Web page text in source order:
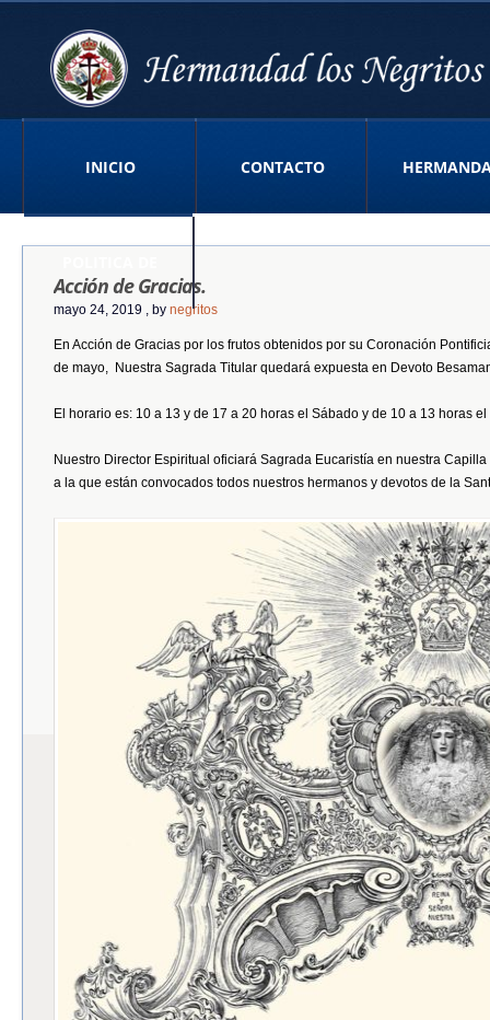
INICIO CONTACTO
PRIVACIDAD APP
Acción de Gracias.
mayo 24, 2019 , by negritos
En Acción de Gracias por los frutos obtenidos por su Coronación
de mayo, Nuestra Sagrada Titular quedará expuesta en Devoto
El horario es: 10 a 13 y de 17 a 20 horas el Sábado y de 10 a 13 horas
Nuestro Director Espiritual oficiará Sagrada Eucaristía en nuestra
a la que están convocados todos nuestros hermanos y devotos de la